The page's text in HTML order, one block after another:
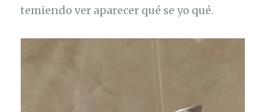
temiendo ver aparecer qué se yo qué.